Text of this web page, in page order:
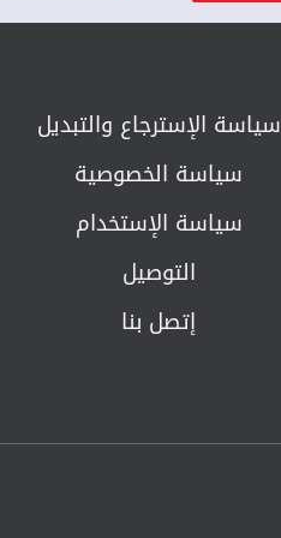
سياسة الإسترجاع والتبديل​
سياسة الخصوصية
سياسة الإستخدام
التوصيل
إتصل بنا